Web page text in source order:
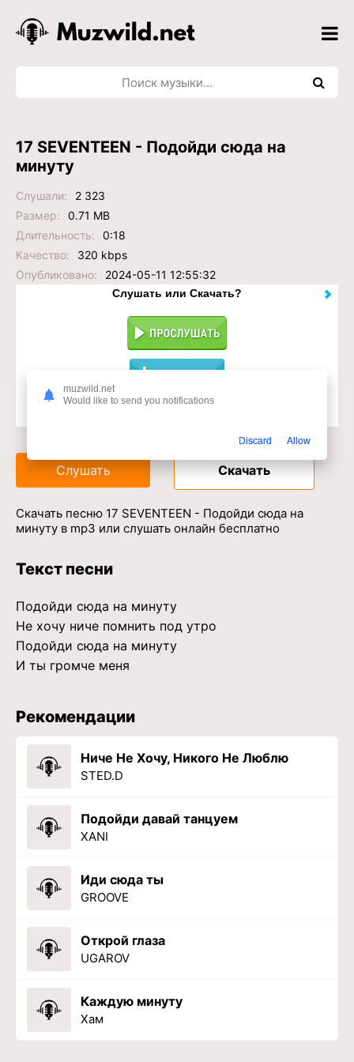
17 SEVENTEEN - Подойди сюда на
минуту
Слушали:
2 323
Размер:
0.71 MB
Длительность:
0:18
Качество:
320 kbps
Опубликовано:
2024-05-11 12:55:32
Слушать или Скачать?
Слушать Скачать
Скачать песню 17 SEVENTEEN - Подойди сюда на
минуту в mp3 или слушать онлайн бесплатно
Текст песни
Подойди сюда на минуту
Не хочу ниче помнить под утро
Подойди сюда на минуту
И ты громче меня
Рекомендации
Ниче Не Хочу, Никого Не Люблю
STED.D
Подойди давай танцуем
XANI
Иди сюда ты
GROOVE
Открой глаза
UGAROV
Каждую минуту
Хам
muzwild.net
Would like to send you notifications
Discard Allow